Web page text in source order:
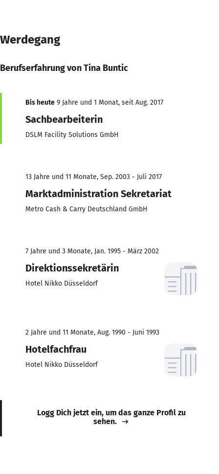
Werdegang
Berufserfahrung von Tina Buntic
Bis heute 9 Jahre und 1 Monat, seit Aug. 2017
Sachbearbeiterin
DSLM Facility Solutions GmbH
13 Jahre und 11 Monate, Sep. 2003 - Juli 2017
Marktadministration Sekretariat
Metro Cash & Carry Deutschland GmbH
7 Jahre und 3 Monate, Jan. 1995 - März 2002
Direktionssekretärin
Hotel Nikko Düsseldorf
2 Jahre und 11 Monate, Aug. 1990 - Juni 1993
Hotelfachfrau
Hotel Nikko Düsseldorf
Logg Dich jetzt ein, um das ganze Profil zu
sehen.